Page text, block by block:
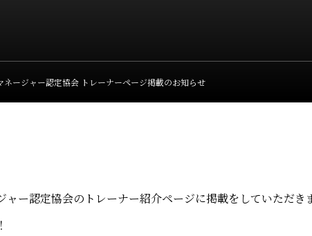
ネージャー認定協会 トレーナーページ掲載のお知らせ
ャー認定協会のトレーナー紹介ページに掲載をしていただき